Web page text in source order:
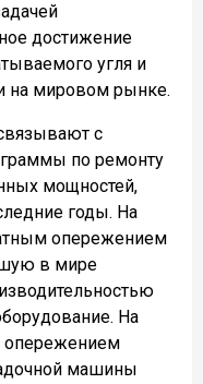
достижение
угля и
на мировом рынке.
с
по ремонту
мощностей,
годы. На
опережением
в мире
На
опережением
машины